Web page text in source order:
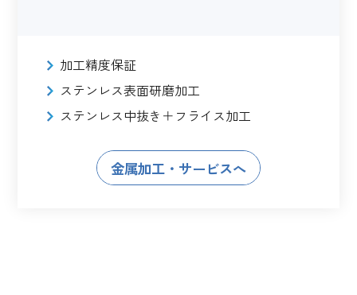
加工精度保証
ステンレス表面研磨加工
ステンレス中抜き＋フライス加工
金属加工・サービスへ